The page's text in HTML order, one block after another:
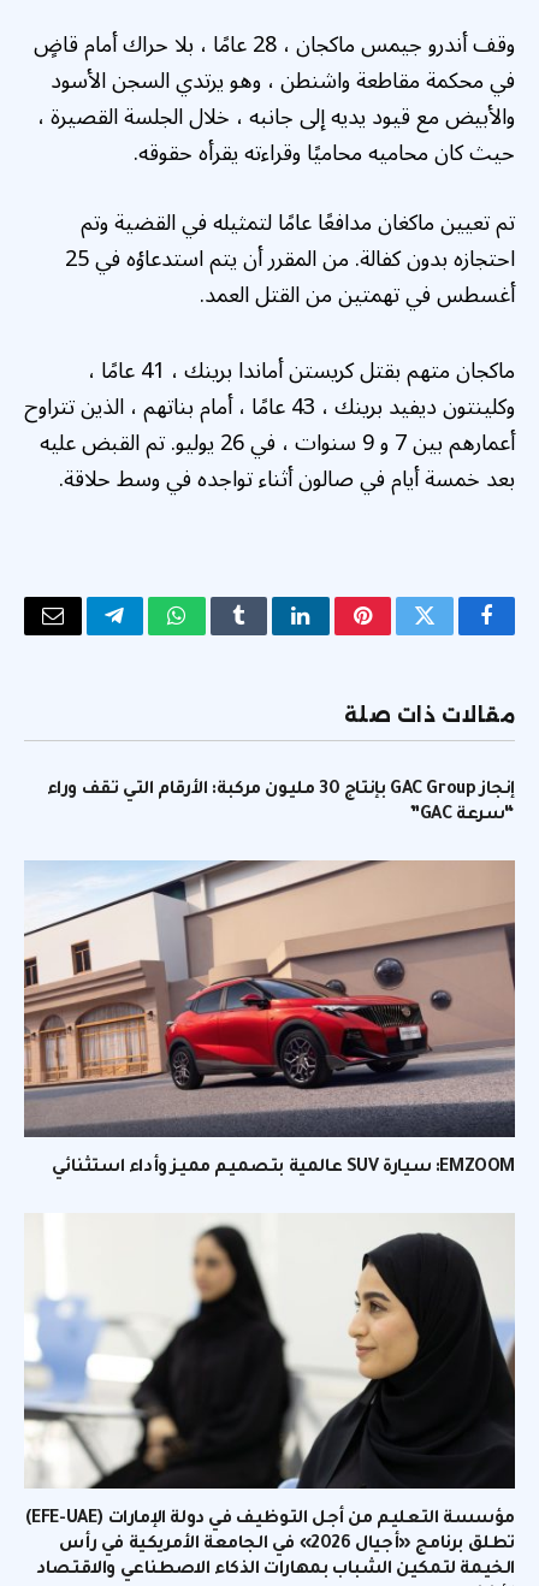
وقف أندرو جيمس ماكجان ، 28 عامًا ، بلا حراك أمام قاضٍ
في محكمة مقاطعة واشنطن ، وهو يرتدي السجن الأسود
والأبيض مع قيود يديه إلى جانبه ، خلال الجلسة القصيرة ،
حيث كان محاميه محاميًا وقراءته يقرأه حقوقه.
تم تعيين ماكغان مدافعًا عامًا لتمثيله في القضية وتم
احتجازه بدون كفالة. من المقرر أن يتم استدعاؤه في 25
أغسطس في تهمتين من القتل العمد.
ماكجان متهم بقتل كريستن أماندا برينك ، 41 عامًا ،
وكلينتون ديفيد برينك ، 43 عامًا ، أمام بناتهم ، الذين تتراوح
أعمارهم بين 7 و 9 سنوات ، في 26 يوليو. تم القبض عليه
بعد خمسة أيام في صالون أثناء تواجده في وسط حلاقة.
فيسبوكتويتر بينتيريستلينكدإنTumblrواتسابتيلقرامالبريد
مقالات ذات صلة
إنجاز GAC Group بإنتاج 30 مليون مركبة: الأرقام التي تقف وراء
“سرعة GAC”
EMZOOM: سيارة SUV عالمية بتصميم مميز وأداء استثنائي
مؤسسة التعليم من أجل التوظيف في دولة الإمارات (EFE-UAE)
تطلق برنامج «أجيال 2026» في الجامعة الأمريكية في رأس
الخيمة لتمكين الشباب بمهارات الذكاء الاصطناعي والاقتصاد